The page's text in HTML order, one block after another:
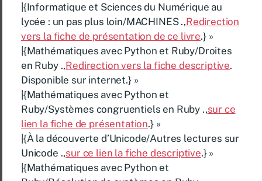
|{Informatique et Sciences du Numérique au
lycée : un pas plus loin/MACHINES .,Redirection
vers la fiche de présentation de ce livre.} »
|{Mathématiques avec Python et Ruby/Droites
en Ruby .,Redirection vers la fiche descriptive.
Disponible sur internet.} »
|{Mathématiques avec Python et
Ruby/Systèmes congruentiels en Ruby .,sur ce
lien la fiche de présentation.} »
|{À la découverte d’Unicode/Autres lectures sur
Unicode .,sur ce lien la fiche descriptive.} »
|{Mathématiques avec Python et